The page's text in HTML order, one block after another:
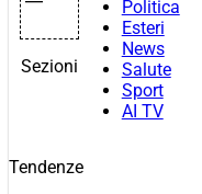
Sezioni
Politica
Esteri
News
Salute
Sport
AI TV
Tendenze